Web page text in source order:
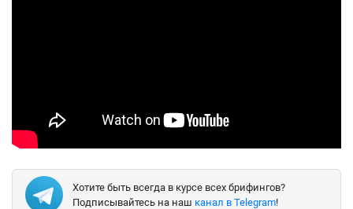
Хотите быть всегда в курсе всех брифингов?
Подписывайтесь на наш канал в Telegram!